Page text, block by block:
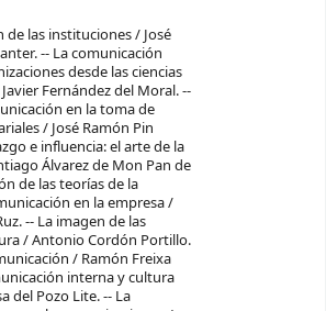
de las instituciones / José
-- La comunicación
desde las ciencias
Fernández del Moral. --
en la toma de
/ José Ramón Pin
e influencia: el arte de la
Álvarez de Mon Pan de
de las teorías de la
en la empresa /
-- La imagen de las
/ Antonio Cordón Portillo.
/ Ramón Freixa
interna y cultura
del Pozo Lite. -- La